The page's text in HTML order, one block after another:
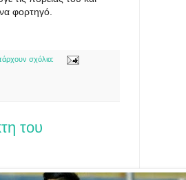
φορτηγό.
σχόλια:
του